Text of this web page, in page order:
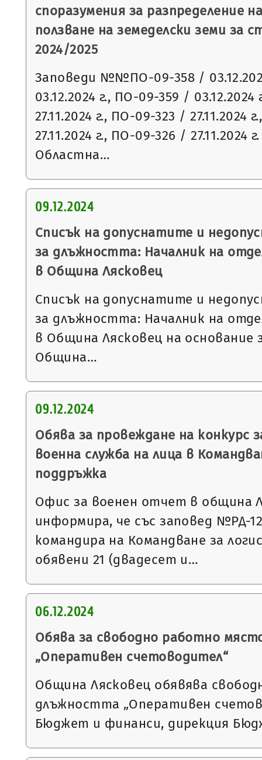
споразумения за разпределение
ползване на земеделски земи за
2024/2025
Заповеди №№ПО-09-358 /
03.12.2024 г., ПО-09-359 /
27.11.2024 г., ПО-09-323 / 27.11.2024
27.11.2024 г., ПО-09-326 / 27.11.2024
Областна…
09.12.2024
Списък на допуснатите и
за длъжността: Началник на
в Община Лясковец
Списък на допуснатите и
за длъжността: Началник на
в Община Лясковец на основание
Община…
09.12.2024
Обява за провеждане на конкурс
военна служба на лица в
поддръжка
Офис за военен отчет в община
информира, че със заповед №РД-
командира на Командване за
обявени 21 (двадесет и…
06.12.2024
Обява за свободно работно
„Оперативен счетоводител“
Община Лясковец обявява
длъжността „Оперативен
Бюджет и финанси, дирекция